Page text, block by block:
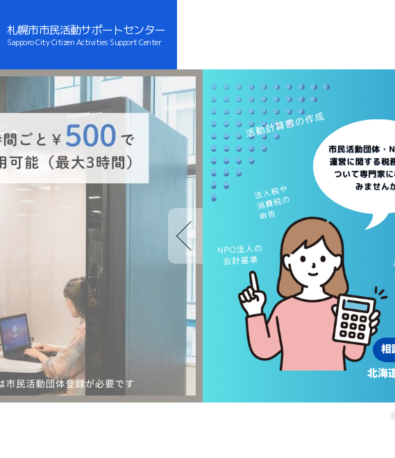
札幌市市民活動サポートセンター
Sapporo City Citizen Activities Support Center